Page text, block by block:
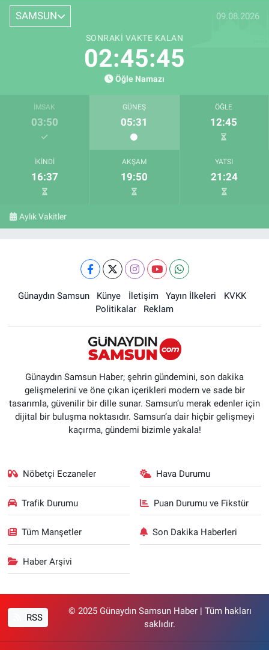
SAMSUN 09.08.2026
SONRAKI VAKTE KALAN
02:45:44
Öğle Namazı
İMSAK
03:50
GÜNEŞ
05:31
ÖĞLE
12:45
İKINDI
16:37
AKŞAM
19:50
YATSI
21:24
Aylık Vakitler
Günaydın Samsun Künye İletişim Yayın İlkeleri
KVKK
Politikalar
Reklam
Günaydın Samsun Haber; şehrin gündemini, son dakika
gelişmelerini ve öne çıkan içerikleri modern ve sade bir
tasarımla, güvenilir bir dille sunar. Samsun’u merak edenler için
dijital bir buluşma noktasıdır. Samsun’a dair hiçbir gelişmeyi
kaçırma, gündemi bizimle yakala!
Nöbetçi Eczaneler Hava Durumu
Trafik Durumu Puan Durumu ve Fikstür
Tüm Manşetler Son Dakika Haberleri
Haber Arşivi
RSS
© 2025 Günaydın Samsun Haber | Tüm hakları
saklıdır.